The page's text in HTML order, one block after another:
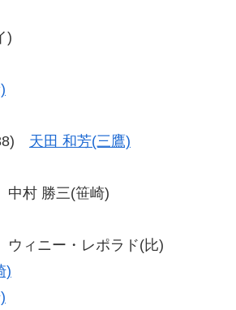
)
天田 和芳(三鷹)
村 勝三(笹崎)
ィニー・レポラド(比)
)